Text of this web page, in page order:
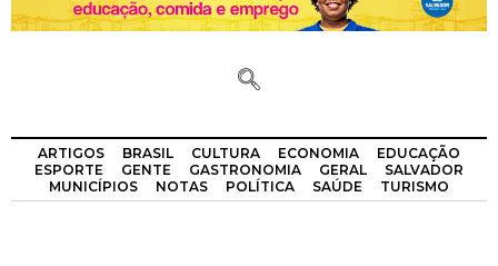
ARTIGOS BRASIL CULTURA ECONOMIA
EDUCAÇÃO
ESPORTE
GENTE GASTRONOMIA GERAL
SALVADOR
MUNICÍPIOS
NOTAS POLÍTICA SAÚDE TURISMO